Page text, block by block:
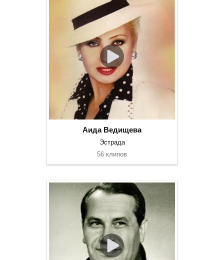
Аида Ведищева
Эстрада
56 клипов